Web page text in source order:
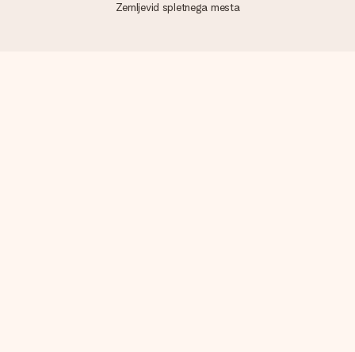
Zemljevid spletnega mesta